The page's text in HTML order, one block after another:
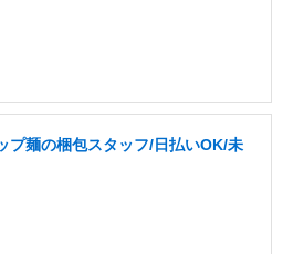
プ麺の梱包スタッフ/日払いOK/未